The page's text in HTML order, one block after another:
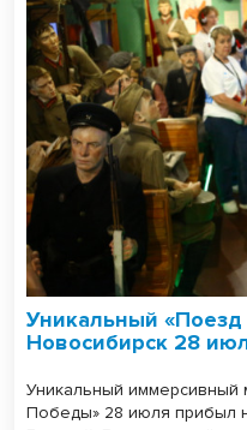
Уникальный
Новосибирск 28
Уникальный иммерсивный
Победы» 28 июля прибыл